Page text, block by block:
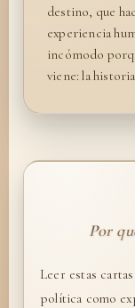
destino, que
experiencia
incómodo
viene: la
Por
Leer estas
política como